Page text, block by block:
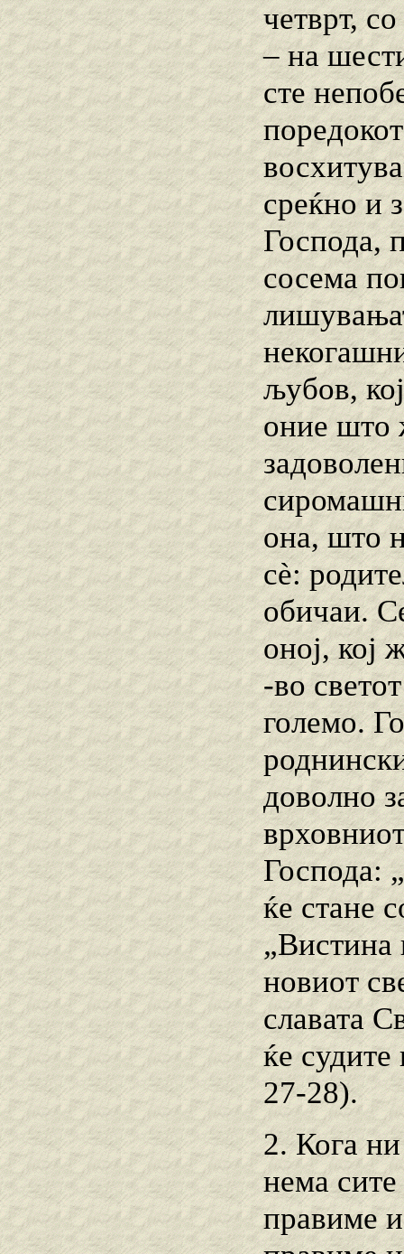
четврт,
– на
сте
среќно и
Господа,
сосема
љубов,
оние што
она, што
сѐ:
обичаи.
оној, кој
-во
големо.
доволно
Господа:
ќе стане
„Вистина
новиот
славата
ќе
27-28).
2. Кога
нема
правиме